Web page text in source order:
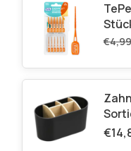
€4,99